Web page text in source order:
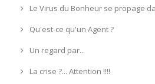
Le Virus du Bonheur se propage
Qu'est-ce qu'un Agent ?
Un regard par...
La crise ?... Attention !!!!